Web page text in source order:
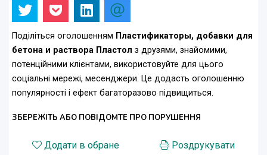
Поділіться оголошенням Пластификаторы, добавки для
бетона и раствора Пластол з друзями, знайомими,
потенційними клієнтами, використовуйте для цього
соціальні мережі, месенджери. Це додасть оголошенню
популярності і ефект багаторазово підвищиться.
ЗБЕРЕЖІТЬ АБО ПОВІДОМТЕ ПРО ПОРУШЕННЯ
Додати в обране
Роздрукувати